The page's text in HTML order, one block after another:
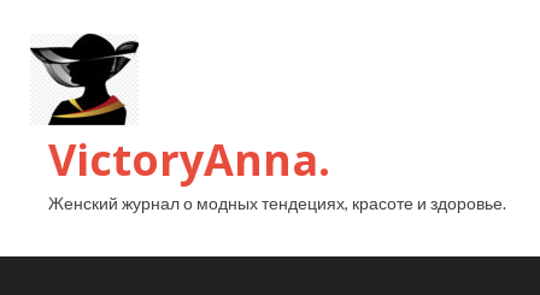
VictoryAnna.
Женский журнал о модных тендециях, красоте и здоровье.